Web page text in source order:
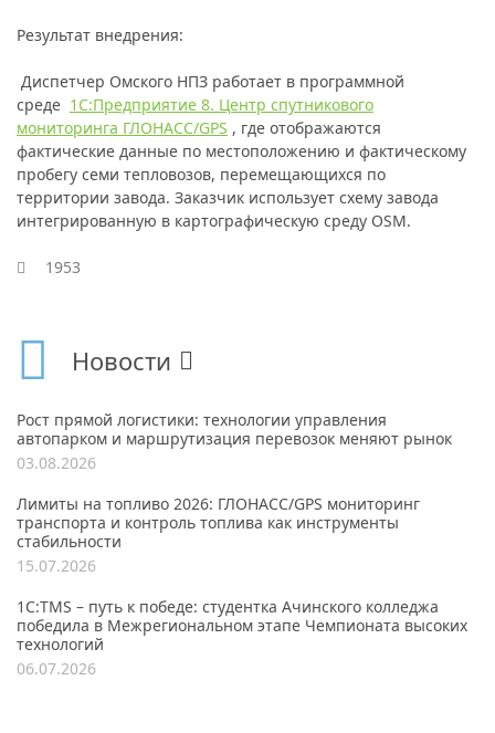
Результат внедрения:
Диспетчер Омского НПЗ работает в программной
среде 1С:Предприятие 8. Центр спутникового
мониторинга ГЛОНАСС/GPS , где отображаются
фактические данные по местоположению и фактическому
пробегу семи тепловозов, перемещающихся по
территории завода. Заказчик использует схему завода
интегрированную в картографическую среду OSM.
1953
Новости
Рост прямой логистики: технологии управления
автопарком и маршрутизация перевозок меняют рынок
03.08.2026
Лимиты на топливо 2026: ГЛОНАСС/GPS мониторинг
транспорта и контроль топлива как инструменты
стабильности
15.07.2026
1С:TMS – путь к победе: студентка Ачинского колледжа
победила в Межрегиональном этапе Чемпионата высоких
технологий
06.07.2026